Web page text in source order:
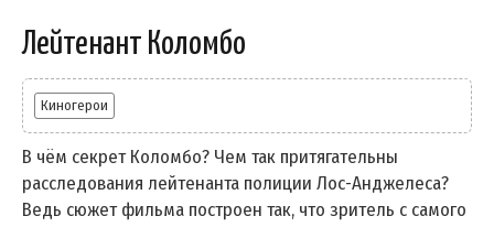
Лейтенант Коломбо
Киногерои
В чём секрет Коломбо? Чем так притягательны
расследования лейтенанта полиции Лос-Анджелеса?
Ведь сюжет фильма построен так, что зритель с самого